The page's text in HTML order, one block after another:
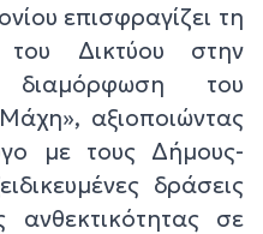
επισφραγίζει τη
Δικτύου στην
διαμόρφωση του
αξιοποιώντας
με τους Δήμους-
δράσεις
ανθεκτικότητας σε